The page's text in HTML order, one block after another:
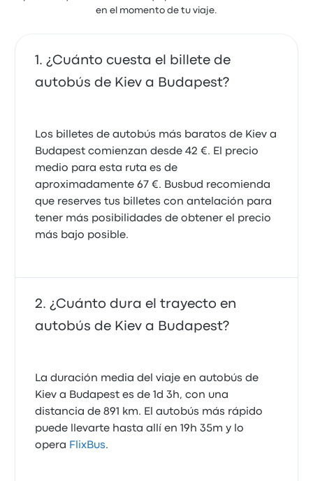
en el momento de tu viaje.
¿Cuánto cuesta el billete de
autobús de Kiev a Budapest?
Los billetes de autobús más baratos de Kiev a
Budapest comienzan desde 42 €. El precio
medio para esta ruta es de
aproximadamente 67 €. Busbud recomienda
que reserves tus billetes con antelación para
tener más posibilidades de obtener el precio
más bajo posible.
¿Cuánto dura el trayecto en
autobús de Kiev a Budapest?
La duración media del viaje en autobús de
Kiev a Budapest es de 1d 3h, con una
distancia de 891 km. El autobús más rápido
puede llevarte hasta allí en 19h 35m y lo
opera FlixBus.